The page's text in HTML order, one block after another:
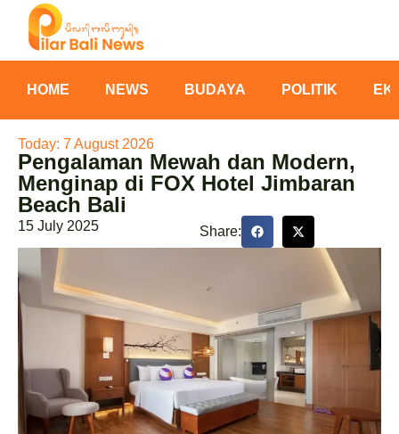
HOME NEWS BUDAYA POLITIK
Today: 7 August 2026
Pengalaman Mewah dan Modern,
Menginap di FOX Hotel Jimbaran
Beach Bali
15 July 2025 Share: